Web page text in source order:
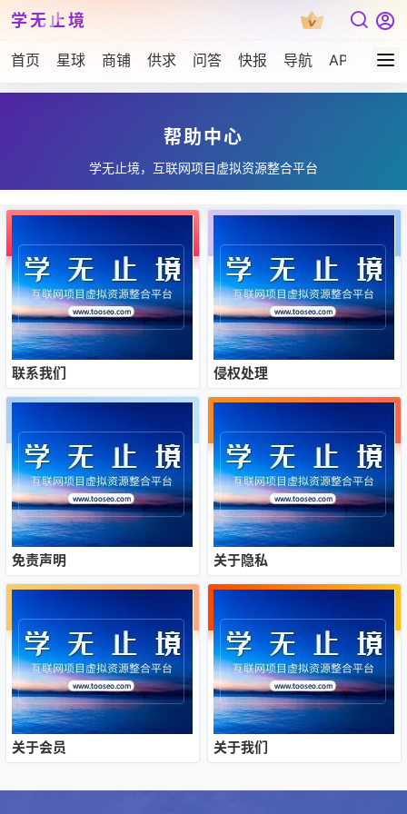
学无止境
首页 星球 商铺 供求 问答 快报 导航 APP下载
帮助中心
学无止境，互联网项目虚拟资源整合平台
联系我们 侵权处理
免责声明 关于隐私
关于会员 关于我们